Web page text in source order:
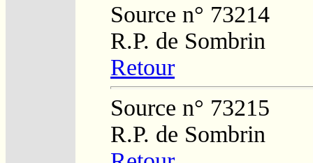
Source n° 73214
R.P. de Sombrin
Retour
Source n° 73215
R.P. de Sombrin